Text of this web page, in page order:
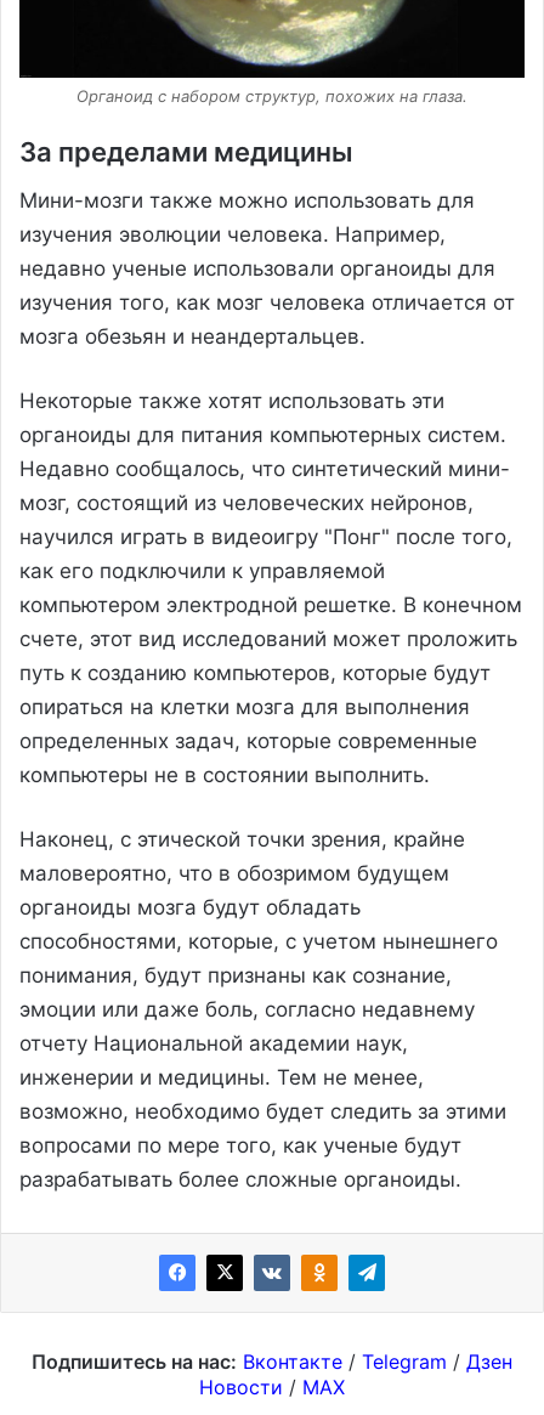
Органоид с набором структур, похожих на глаза.
За пределами медицины
Мини-мозги также можно использовать для
изучения эволюции человека. Например,
недавно ученые использовали органоиды для
изучения того, как мозг человека отличается от
мозга обезьян и неандертальцев.
Некоторые также хотят использовать эти
органоиды для питания компьютерных систем.
Недавно сообщалось, что синтетический мини-
мозг, состоящий из человеческих нейронов,
научился играть в видеоигру "Понг" после того,
как его подключили к управляемой
компьютером электродной решетке. В конечном
счете, этот вид исследований может проложить
путь к созданию компьютеров, которые будут
опираться на клетки мозга для выполнения
определенных задач, которые современные
компьютеры не в состоянии выполнить.
Наконец, с этической точки зрения, крайне
маловероятно, что в обозримом будущем
органоиды мозга будут обладать
способностями, которые, с учетом нынешнего
понимания, будут признаны как сознание,
эмоции или даже боль, согласно недавнему
отчету Национальной академии наук,
инженерии и медицины. Тем не менее,
возможно, необходимо будет следить за этими
вопросами по мере того, как ученые будут
разрабатывать более сложные органоиды.
Подпишитесь на нас: Вконтакте / Telegram / Дзен
Новости / MAX